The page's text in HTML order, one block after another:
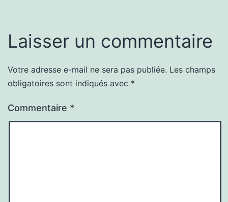
Laisser un commentaire
Votre adresse e-mail ne sera pas publiée. Les champs
obligatoires sont indiqués avec *
Commentaire *